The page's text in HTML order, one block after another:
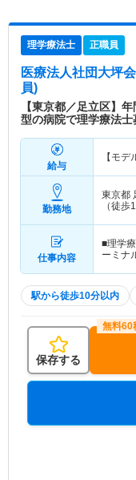
理学療法士 正職員
医療法人社団大坪
員)
【東京都／足立区】
型の病院で理学療法士
給与
【モデ
勤務地
東京都
（徒歩
仕事内容
■理学
ーミナ
駅から徒歩10分以内
保存する